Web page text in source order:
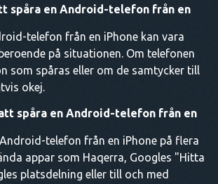
spåra en Android-telefon från en
telefon från en iPhone kan vara
på situationen. Om telefonen
som spåras eller om de samtycker till
okej.
spåra en Android-telefon från en
telefon från en iPhone på flera
appar som Haqerra, Googles "Hitta
platsdelning eller till och med